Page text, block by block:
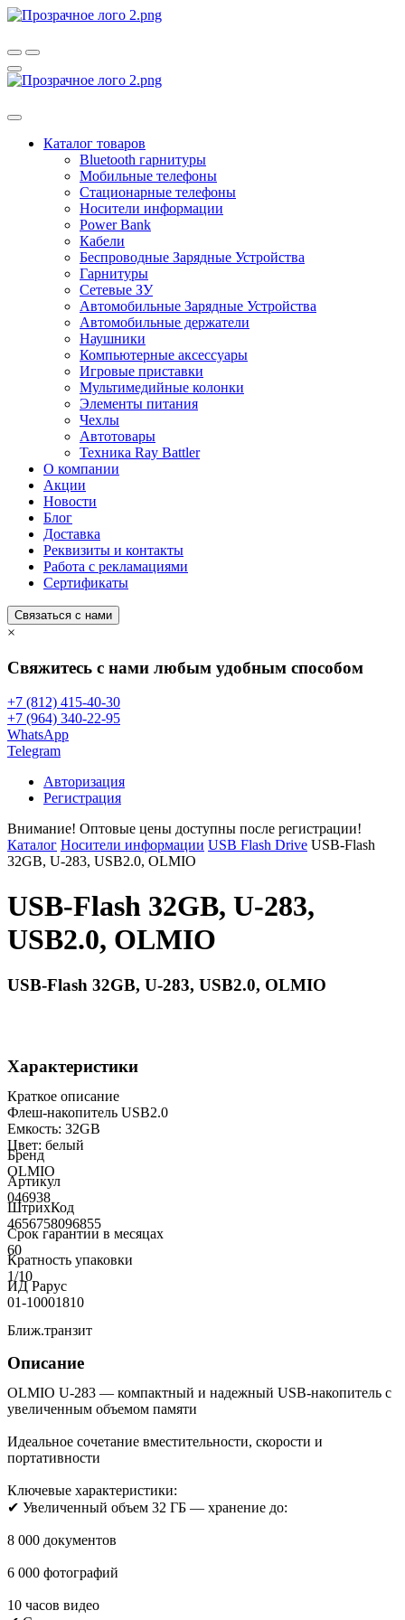
Каталог товаров
Bluetooth гарнитуры
Мобильные телефоны
Стационарные телефоны
Носители информации
Power Bank
Кабели
Беспроводные Зарядные Устройства
Гарнитуры
Сетевые ЗУ
Автомобильные Зарядные Устройства
Автомобильные держатели
Наушники
Компьютерные аксессуары
Игровые приставки
Мультимедийные колонки
Элементы питания
Чехлы
Автотовары
Техника Ray Battler
О компании
Акции
Новости
Блог
Доставка
Реквизиты и контакты
Работа с рекламациями
Сертификаты
Связаться с нами
×
Свяжитесь с нами любым удобным способом
+7 (812) 415-40-30
+7 (964) 340-22-95
WhatsApp
Telegram
Авторизация
Регистрация
Внимание! Оптовые цены доступны после регистрации!
Каталог Носители информации USB Flash Drive USB-Flash
32GB, U-283, USB2.0, OLMIO
USB-Flash 32GB, U-283,
USB2.0, OLMIO
USB-Flash 32GB, U-283, USB2.0, OLMIO
Характеристики
Краткое описание
Флеш-накопитель USB2.0
Емкость: 32GB
Цвет: белый
Бренд
OLMIO
Артикул
046938
ШтрихКод
4656758096855
Срок гарантии в месяцах
60
Кратность упаковки
1/10
ИД Рарус
01-10001810
Ближ.транзит
Описание
OLMIO U-283 — компактный и надежный USB-накопитель с
увеличенным объемом памяти
Идеальное сочетание вместительности, скорости и
портативности
Ключевые характеристики:
✔ Увеличенный объем 32 ГБ — хранение до:
8 000 документов
6 000 фотографий
10 часов видео